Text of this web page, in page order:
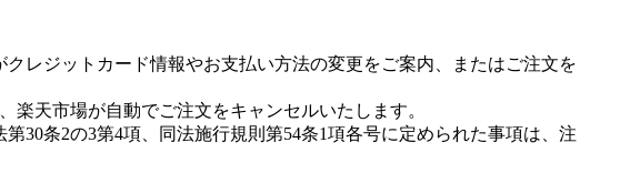
レジットカード情報やお支払い方法の変更をご案内、またはご注文を
天市場が自動でご注文をキャンセルいたします。
30条2の3第4項、同法施行規則第54条1項各号に定められた事項は、注